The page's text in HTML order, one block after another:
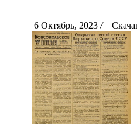
6 Октябрь, 2023 /